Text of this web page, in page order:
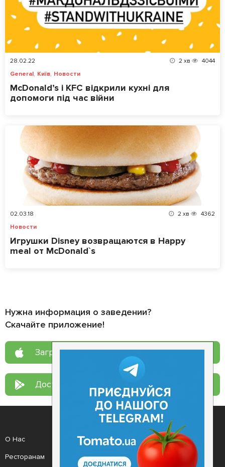
28.02.22 2 хв
4044
General, Київ, Новости
McDonald’s і KFC відкрили кухні для
допомоги під час війни
02.03.18 2 хв
4362
Новости
Игрушки Disney возвращаются в Happy
meal от McDonald`s
Нужна информация о заведении?
Скачайте приложение!
Загрузите в App Store
Доступно в Google Play
О Нас
Ресторанам
Рецепт дня
Новости